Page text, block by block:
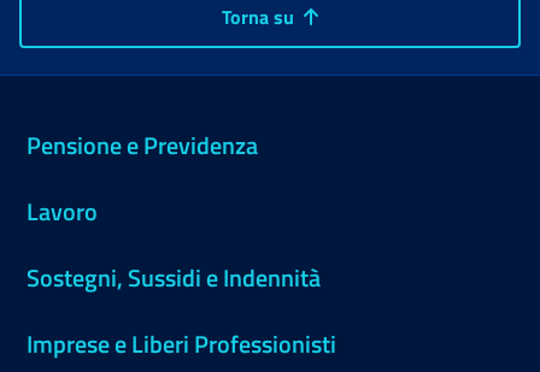
Torna su
Pensione e Previdenza
Lavoro
Sostegni, Sussidi e Indennità
Imprese e Liberi Professionisti